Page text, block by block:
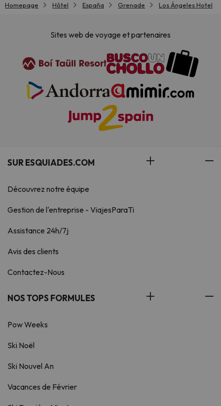
Homepage Hôtel España Grenade Los Ángeles Hotel
Sites web de voyage et partenaires
SUR ESQUIADES.COM
Découvrez notre équipe
Gestion de l'entreprise - ViajesParaTi
Assistance 24h/7j
Avis des clients
Contactez-Nous
NOS TOPS FORMULES
Pow Weeks
Ski Noël
Ski Nouvel An
Vacances de Février